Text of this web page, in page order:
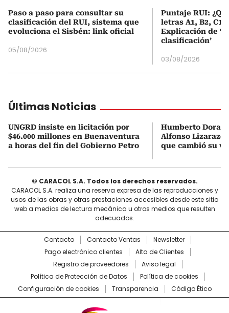
Paso a paso para consultar su
clasificación del RUI, sistema que
evoluciona el Sisbén: link oficial
05/08/2026
Puntaje RUI:
letras A1, B2, C1
Explicación de
clasificación’
03/08/2026
Últimas Noticias
UNGRD insiste en licitación por
$46.000 millones en Buenaventura
a horas del fin del Gobierno Petro
Humberto
Alfonso Lizarazo
que cambió su
© CARACOL S.A. Todos los derechos reservados.
CARACOL S.A. realiza una reserva expresa de las reproducciones y
usos de las obras y otras prestaciones accesibles desde este sitio
web a medios de lectura mecánica u otros medios que resulten
adecuados.
Contacto Contacto Ventas
Newsletter
Pago electrónico clientes
Alta de Clientes
Registro de proveedores
Aviso legal
Política de Protección de Datos
Política de cookies
Configuración de cookies
Transparencia Código Ético